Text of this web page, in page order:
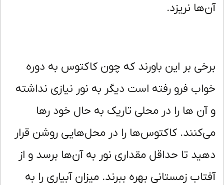
نریزد.
بر این باورند که چون کاکتوس به دوره
فرو رفته است دیگر به نور نیازی نداشته
ها را در محلی تاریک به حال خود رها
کاکتوس‌ها را در محل‌هایی روشن قرار
تا حداقل مقداری نور به آن‌ها برسد و از
زمستانی بهره ببرند. میزان آبیاری را به